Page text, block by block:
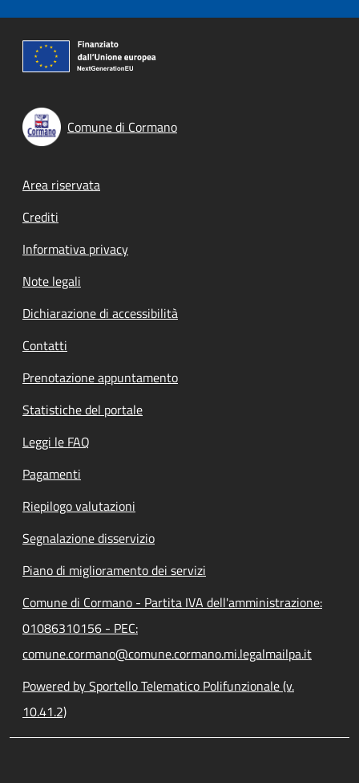
Comune di Cormano
Footer menu
Area riservata
Crediti
Informativa privacy
Note legali
Dichiarazione di accessibilità
Contatti
Prenotazione appuntamento
Statistiche del portale
Leggi le FAQ
Pagamenti
Riepilogo valutazioni
Segnalazione disservizio
Piano di miglioramento dei servizi
Comune di Cormano - Partita IVA dell'amministrazione:
01086310156 - PEC:
comune.cormano@comune.cormano.mi.legalmailpa.it
Powered by Sportello Telematico Polifunzionale (v.
10.41.2)